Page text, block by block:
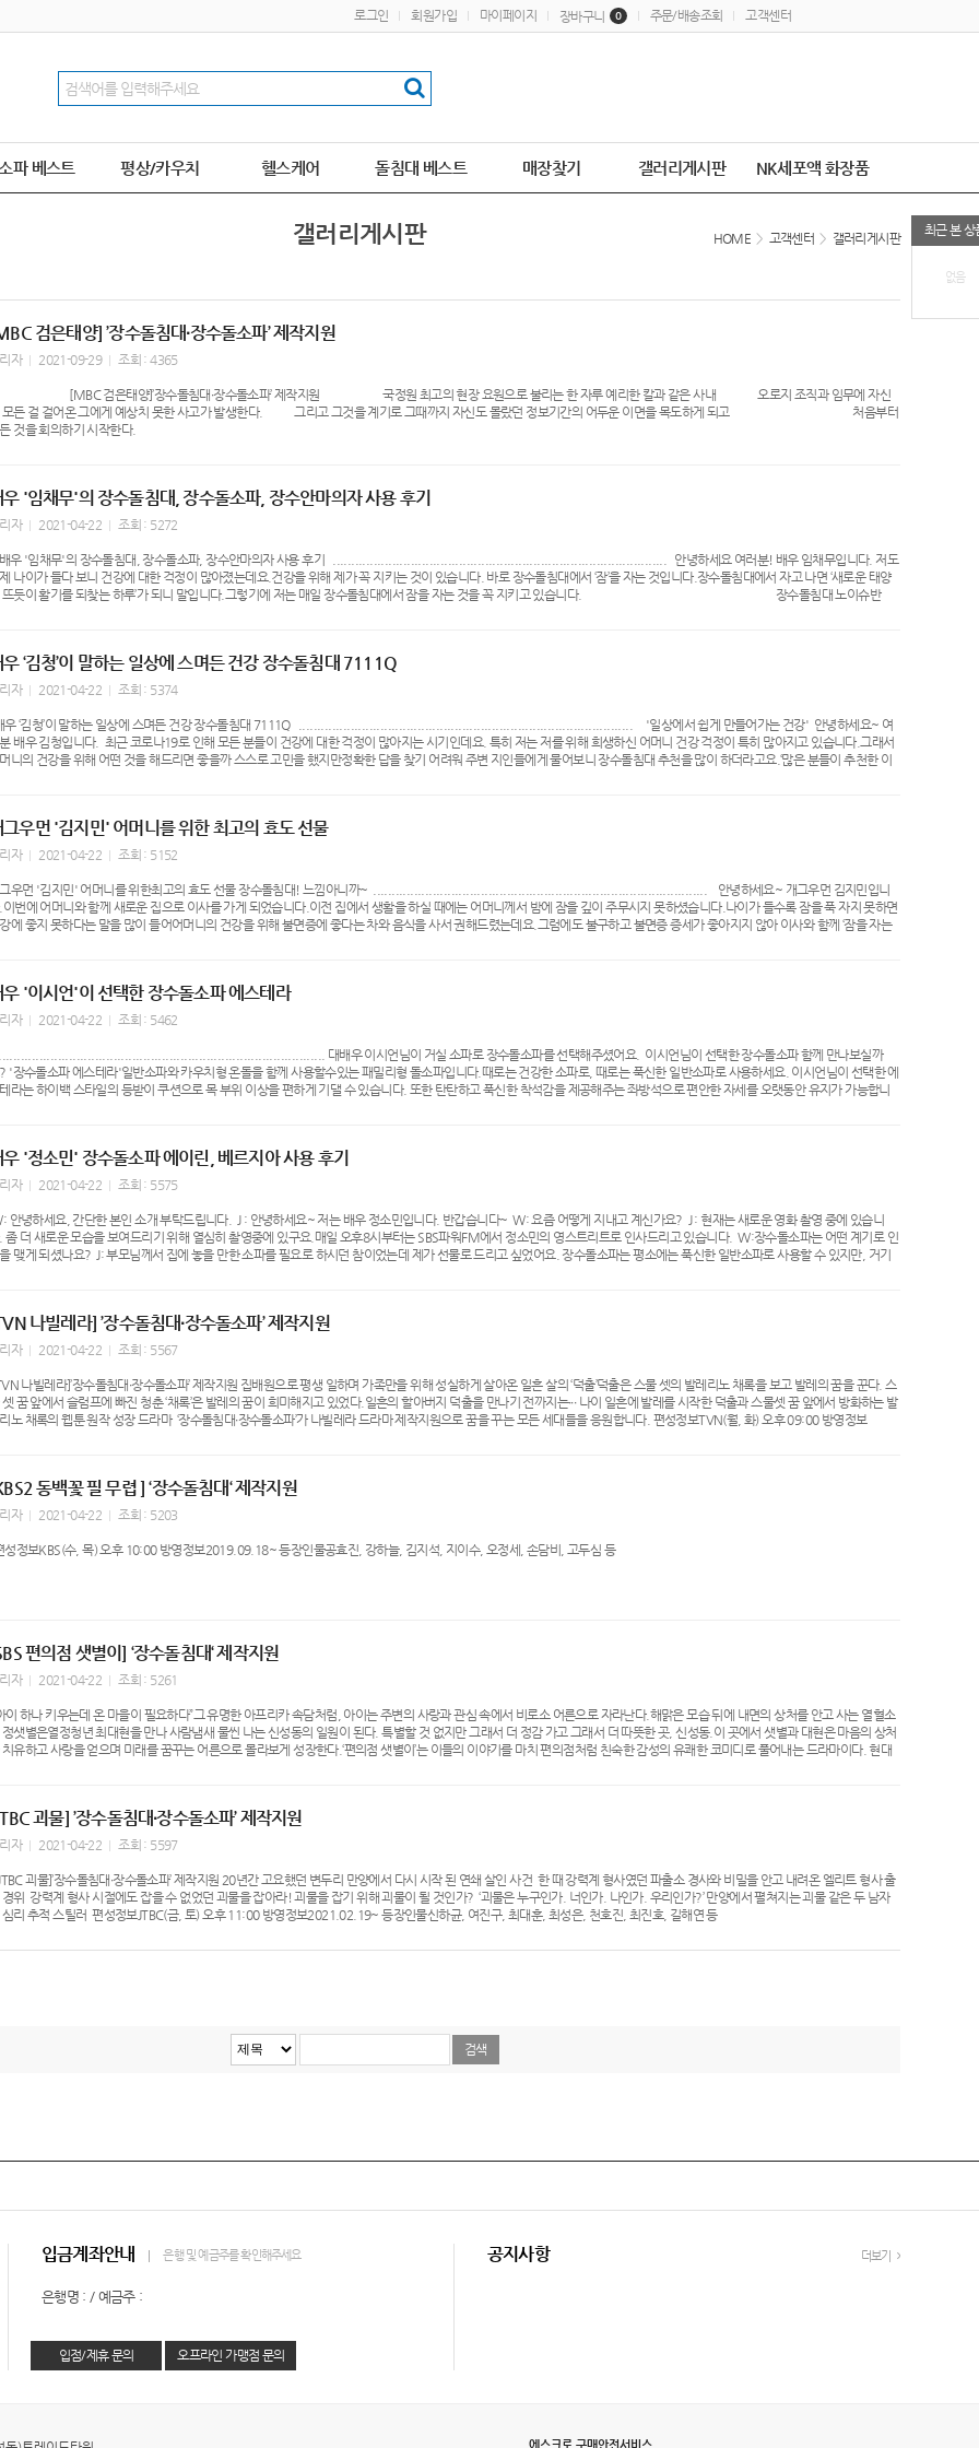
로그인 회원가입 마이페이지 장바구니 0 주문/배송조회 고객센터
파 베스트 평상/카우치 헬스케어 돌침대 베스트 매장찾기 갤러리게시판 NK세포액 화장품
최근 본 상
없음
갤러리게시판 HOME > 고객센터 > 갤러리게시판
검은태양] ’장수돌침대∙장수돌소파’ 제작지원
자 2021-09-29 조회 : 4365
검은태양]’장수돌침대∙장수돌소파’ 제작지원​ 국정원 최고의 현장 요원으로 불리는 한 자루 예리한 칼과 같은 사내 오로지 조직과 임무에 자신
모든 걸 걸어온 그에게 예상치 못한 사고가 발생한다. 그리고 그것을 계기로 그때까지 자신도 몰랐던 정보기간의 어두운 이면을 목도하게 되고 처음부터
것을 회의하기 시작한다.
우 '임채무'의 장수돌침대, 장수돌소파, 장수안마의자 사용 후기
자 2021-04-22 조회 : 5272
우 '임채무'의 장수돌침대, 장수돌소파, 장수안마의자 사용 후기 .......................................................................................... 안녕하세요 여러분! 배우 임채무입니다. 저도
나이가 들다 보니 건강에 대한 걱정이 많아졌는데요.건강을 위해 제가 꼭 지키는 것이 있습니다. 바로 장수돌침대에서 ‘잠’을 자는 것입니다.장수돌침대에서 자고 나면 ‘새로운 태양
뜨듯이 활기를 되찾는 하루’가 되니 말입니다.그렇기에 저는 매일 장수돌침대에서 잠을 자는 것을 꼭 지키고 있습니다.​ 장수돌침대 노이슈반
가족 모두가 즐길 수 있는 놀이동산을 만드는 것 이었습니다.아이들이 두리랜드에서 즐거운 추억을 만들고 간다면부모님들은 ‘장수돌침대 안마의자’에 앉아 일주일의 피로를 풀고
면 좋겠다고 생각했습니다.많은 분들이 풍경을 바라보면서 장수돌침대 안마의자에 앉아 안마를 받고나면피로가 다 풀린다고 말씀해주셔서 제 피로도 같이 풀리는 것 같습니다. 하
힘차고 즐겁게 그리고 일상생활을 건강하게 즐길 수 있도록저 배우 임채무는 장수돌침대, 장수돌소파, 장수돌침대 안마의자를 자신 있게 추천 드립니다.나를 위한 그리고 가족을 위
건강 선물로 장수돌침대, 장수돌소파 그리고 장수돌침대 안마의자를선물하시는 것은 어떨까요? 장수돌침대는 별이~ 다섯개!입니다.
우 ‘김청’이 말하는 일상에 스며든 건강 장수돌침대 7111Q
자 2021-04-22 조회 : 5374
우 ‘김청’이 말하는 일상에 스며든 건강 장수돌침대 7111Q .......................................................................................... '일상에서 쉽게 만들어가는 건강' 안녕하세요~ 여
배우 김청입니다. 최근 코로나19로 인해 모든 분들이 건강에 대한 걱정이 많아지는 시기인데요. ​특히 저는 저를 위해 희생하신 어머니 건강 걱정이 특히 많아지고 있습니다.​그래서
니의 건강을 위해 어떤 것을 해드리면 좋을까 스스로 고민을 했지만​정확한 답을 찾기 어려워 주변 지인들에게 물어보니 장수돌침대 추천을 많이 하더라고요.​‘많은 분들이 추천한 이
건강 선물로 딱인 제품이다’라고 생각이 들었습니다.​ 7111Q 제품의 경우 가장 마음에 드는 기능이 있었는데요.​바로 ‘LED무드등’입니다. 어두운 방에서 움직이실 때 어머니가 불편
고 자주 말씀하셨는데​이 제품을 사용하시고는 ‘침대에서 바로 LED등을 켜고 끌 수 있어 편리하다’며 만족하시고 계십니다.​특히 밝기 조절이 가능해 책을 읽거나 작은 소일거리를 하
때에도​활용이 가능해 매일 침대 위에서 있으려고 하시네요. 어머니가 장수돌침대를 사용하시고 매일 하시는 말씀이 있는데,​밤에 따뜻해서 잠을 잘 자 하루가 편안하시다면서 장수돌
를 선물해줘서 고맙다고 말씀하십니다.​또 어릴 적 아랫목에서 몸을 지지는 것 같다고 하시면서 낮에도 돌침대 위에 꼭 있으려고 하시네요.​돌침대는 역시 별이 다섯개 장수돌침대! 장
침대 사랑합니다.
그우먼 '김지민' 어머니를 위한 최고의 효도 선물
자 2021-04-22 조회 : 5152
우먼 '김지민' 어머니를 위한최고의 효도 선물 장수돌침대! 느낌아니까~ ..........................................................................................​ 안녕하세요~ 개그우먼 김지민입니
이번에 어머니와 함께 새로운 집으로 이사를 가게 되었습니다.​이전 집에서 생활을 하실 때에는 어머니께서 밤에 잠을 깊이 주무시지 못하셨습니다.​나이가 들수록 잠을 푹 자지 못하면
에 좋지 못하다는 말을 많이 들어​어머니의 건강을 위해 불면증에 좋다는 차와 음식을 사서 권해드렸는데요.​그럼에도 불구하고 불면증 증세가 좋아지지 않아 이사와 함께 ‘잠을 자는
어머니 외에도 저와 동거하는 아이들이 있습니다.​반려견인 ‘느낌’과 ‘나리’입니다.​느낌과 나리는 설치 첫날 밤부터 장수돌침대가 어찌나 좋은지​매일 밤 장수돌침대 위에서 꿀잠을 자
있습니다.​아이들의 장수돌침대 사랑은 낮에도 계속됩니다.​낮에는 장수돌침대에서 장난감을 가져와서 놀고, ​놀다 지치면 그 자리에서 바로 낮잠도 자고 있습니다.​그 모습이 너무나 귀
서 반려견 전용 장수돌침대가 있으면 각자 하나씩 사주고 싶습니다. ​ 장수돌침대가 생기고 나서부터 좋은 일만 가득한 것 같습니다.​어머니의 불면증도 좋아지시고 우리 ‘느낌’과 ‘나
’도​장수돌침대에서 하루하루 행복해하는 것을 보면​어머니께 장수돌침대를 선물한 제가 더 행복해 집니다.​지금 효도 선물을 고민하고 있는 분이 계시다면 별이 다섯 개! 장수돌침대를
드립니다. 별이 다섯 개! 장수돌침대!느낌 아니까~
우 '이시언'이 선택한 장수돌소파 에스테라
자 2021-04-22 조회 : 5462
대배우 이시언님이 거실 소파로 장수돌소파를 선택해주셨어요. 이시언님이 선택한 장수돌소파 함께 만나보실까
'장수돌소파 에스테라'일반소파와 카우치형 온돌을 함께 사용할수있는 패밀리형 돌소파입니다.때로는 건강한 소파로, 때로는 푹신한 일반소파로 사용하세요.​ 이시언님이 선택한 에
라는 하이백 스타일의 등받이 쿠션으로 목 부위 이상을 편하게 기댈 수 있습니다. 또한 탄탄하고 푹신한 착석감을 제공해주는 좌방석으로 편안한 자세를 오랫동안 유지가 가능합니
우 '정소민' 장수돌소파 에이린, 베르지아 사용 후기
자 2021-04-22 조회 : 5575
안녕하세요, 간단한 본인 소개 부탁드립니다. J : 안녕하세요~ 저는 배우 정소민입니다. 반갑습니다~ W: 요즘 어떻게 지내고 계신가요? J : 현재는 새로운 영화 촬영 중에 있습니
좀 더 새로운 모습을 보여드리기 위해 열심히 촬영중에 있구요.매일 오후8시부터는 SBS파워FM에서 정소민의 영스트리트로 인사드리고 있습니다. W:장수돌소파는 어떤 계기로 인
맺게 되셨나요? J: 부모님께서 집에 놓을 만한 소파를 필요로 하시던 참이었는데 제가 선물로 드리고 싶었어요. ​장수돌소파는 평소에는 푹신한 일반소파로 사용할 수 있지만, 거기
. 평소에 사용하던 가죽소파가 아니라서 살짝 걱정도 했었는데 마음에 들어하셔서 정말 다행인거 같아요. 그리고 저희 모두(강아지)도 자꾸 소파에 올라오더라구요(웃음) ​W: 다른 사
아닌 딸이 선물로 줬다는 점에서 부모님이 정말 좋아하셨겠어요. 이번에 신제품인 베르지아와 에이린를 선택하셨는데 두 제품 다 부모님의 안목인가요? J: 저랑 부모님 모두가 좋
는 것으로 골랐어요. 집안 인테리어를 고려해서 좀 더 어울리는 색상의 제품들로 선택했구요. 개인적으로 저도 그렇고 부모님도 그렇고 밝은 색상을 좋아하는 것도 있구요~ 다른 제
들도 예쁜것들이 많아서 정말 고민 많이 했어요 ㅎㅎ W: 실례가 아니라면 소파는 각각 어디에 어떻게 배치하셨는지, 그 이유도 여쭤봐도 될까요? J: 에이린은 지하에 있는 영화를 보
공간에, 베르지아는 거실에 두었어요. ​아무래도 부모님이 원하시는 공간에 우선적으로 배치했는데 부모님 뿐만 아니라 저도 잘 쓰고 있어요. 제가 쉬는날 집에서 책을 읽거나 영화를
쉬는걸 무척 좋아하거든요. 제가 책을 읽는 동안에 모두가 항상 제 곁에 있는데 그럴 때 행복해요. W : 소민씨는 사용해보니 어떠셨나요? 음.. 가장 좋은건 역시 따뜻하다는 점이예
. 늦게 일이 끝나고 집으로 돌아와서 따뜻한 돌소파에 앉으면 몸이 나른해지면서 저도 모르게 잠이 들 때가 있어요(웃음) 따뜻한 곳에서 자다보니, 조금만 자도 일어나면 뭔가 개운한
기원하겠습니다.
나빌레라] ’장수돌침대∙장수돌소파’ 제작지원
자 2021-04-22 조회 : 5567
나빌레라]’장수돌침대∙장수돌소파’ 제작지원 집배원으로 평생 일하며 가족만을 위해 성실하게 살아온 일흔 살의 ‘덕출’덕출은 스물 셋의 발레리노 채록을 보고 발레의 꿈을 꾼다. 스
꿈 앞에서 슬럼프에 빠진 청춘 ‘채록’은 발레의 꿈이 희미해지고 있었다.일흔의 할아버지 덕출을 만나기 전까지는∙∙∙ 나이 일흔에 발레를 시작한 덕출과 스물셋 꿈 앞에서 방화하는 발
노 채록의 웹툰 원작 성장 드라마 ‘장수돌침대∙장수돌소파’가 나빌레라 드라마 제작지원으로 꿈을 꾸는 모든 세대들을 응원합니다. 편성정보TVN(월, 화) 오후 09:00 방영정보
동백꽃 필 무렵 ] ‘장수돌침대‘ 제작지원
자 2021-04-22 조회 : 5203
성정보KBS(수, 목) 오후 10:00 방영정보2019.09.18~ 등장인물공효진, 강하늘, 김지석, 지이수, 오정세, 손담비, 고두심 등
편의점 샛별이] ‘장수돌침대‘ 제작지원
자 2021-04-22 조회 : 5261
이 하나 키우는데 온 마을이 필요하다”그 유명한 아프리카 속담처럼, 아이는 주변의 사랑과 관심 속에서 비로소 어른으로 자라난다.해맑은 모습 뒤에 내면의 상처를 안고 사는 열혈소
정샛별은열정청년 최대현을 만나 사람냄새 물씬 나는 신성동의 일원이 된다. 특별할 것 없지만 그래서 더 정감 가고 그래서 더 따뜻한 곳, 신성동.이 곳에서 샛별과 대현은 마음의 상처
유하고 사랑을 얻으며 미래를 꿈꾸는 어른으로 몰라보게 성장한다.‘편의점 샛별이’는 이들의 이야기를 마치 편의점처럼 친숙한 감성의 유쾌한 코미디로 풀어내는 드라마이다. 현대
치는 캐릭터와 팽팽한 긴장감을 유발하는 러브라인,그리고 특유의 코미디와 생활 밀착형 에피소드까지...드라마 ‘편의점 샛별이’는 고된 일상 속에 지친 사람들에게 달콤한 휴식을 선사
작품이 될 것이다. 편성정보SBS(금, 토) 오후 10:00 방영정보2020.06.19~ 등장인물지창욱, 김유정, 한선화, 도상우, 솔빈, 김선영, 이병준 등​
괴물] ’장수돌침대∙장수돌소파’ 제작지원
자 2021-04-22 조회 : 5597
괴물]’장수돌침대∙장수돌소파’ 제작지원 20년간 고요했던 변두리 만양에서 다시 시작 된 연쇄 살인 사건 한 때 강력계 형사였던 파출소 경사와 비밀을 안고 내려온 엘리트 형사 출
위 강력계 형사 시절에도 잡을 수 없었던 괴물을 잡아라! 괴물을 잡기 위해 괴물이 될 것인가? ‘괴물은 누구인가. 너인가. 나인가. 우리인가?’ 만양에서 펼쳐지는 괴물 같은 두 남자
심리 추적 스틸러 편성정보JTBC(금, 토) 오후 11:00 방영정보2021.02.19~ 등장인물신하균, 여진구, 최대훈, 최성은, 천호진, 최진호, 길해연 등
입금계좌안내 은행 및 예금주를 확인해주세요
은행명 : / 예금주 :
입점/제휴 문의 오프라인 가맹점 문의
공지사항 더보기